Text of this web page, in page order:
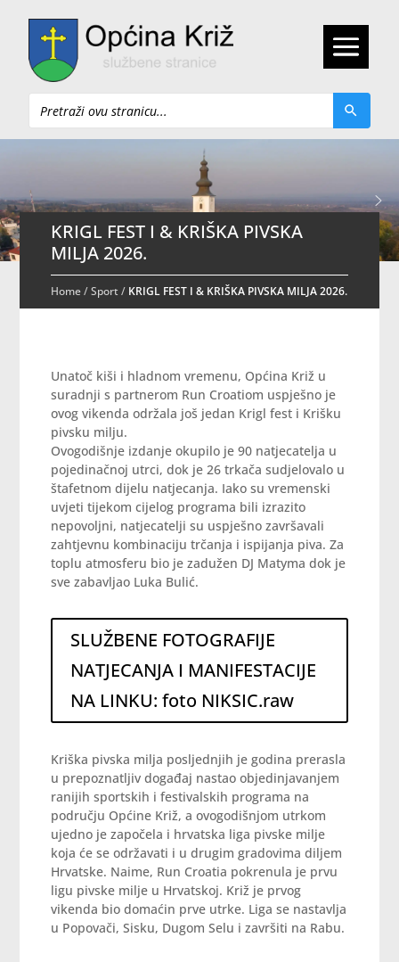
Pretraži
KRIGL FEST I & KRIŠKA PIVSKA
MILJA 2026.
Home/Sport/ KRIGL FEST I & KRIŠKA PIVSKA MILJA 2026.
Unatoč kiši i hladnom vremenu, Općina Križ u
suradnji s partnerom Run Croatiom uspješno je
ovog vikenda održala još jedan Krigl fest i Krišku
pivsku milju.
Ovogodišnje izdanje okupilo je 90 natjecatelja u
pojedinačnoj utrci, dok je 26 trkača sudjelovalo u
štafetnom dijelu natjecanja. Iako su vremenski
uvjeti tijekom cijelog programa bili izrazito
nepovoljni, natjecatelji su uspješno završavali
zahtjevnu kombinaciju trčanja i ispijanja piva. Za
toplu atmosferu bio je zadužen DJ Matyma dok je
sve zabavljao Luka Bulić.
SLUŽBENE FOTOGRAFIJE
NATJECANJA I MANIFESTACIJE
NA LINKU: foto NIKSIC.raw
Kriška pivska milja posljednjih je godina prerasla
u prepoznatljiv događaj nastao objedinjavanjem
ranijih sportskih i festivalskih programa na
području Općine Križ, a ovogodišnjom utrkom
ujedno je započela i hrvatska liga pivske milje
koja će se održavati i u drugim gradovima diljem
Hrvatske. Naime, Run Croatia pokrenula je prvu
ligu pivske milje u Hrvatskoj. Križ je prvog
vikenda bio domaćin prve utrke. Liga se nastavlja
u Popovači, Sisku, Dugom Selu i završiti na Rabu.